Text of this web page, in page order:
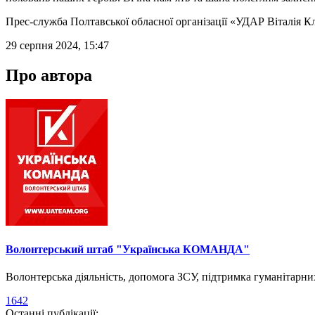
Прес-служба Полтавської обласної організації «УДАР Віталія
29 серпня 2024, 15:47
Про автора
Волонтерський штаб "Українська КОМАНДА"
Волонтерська діяльність, допомога ЗСУ, підтримка
1642